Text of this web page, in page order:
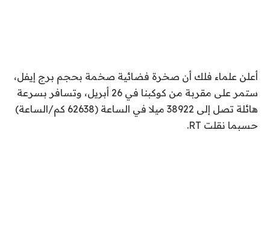
أعلن علماء فلك أن صخرة فضائية صخمة بحجم برج إيفل،
ستمر على مقربة من كوكبنا في 26 أبريل، وتسافر بسرعة
هائلة تصل إلى 38922 ميلا في الساعة (62638 كم/الساعة)
حسبما نقلت RT.